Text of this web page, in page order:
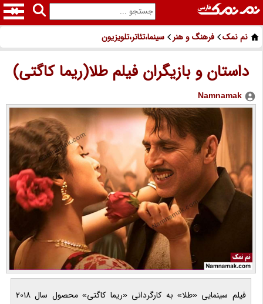
نم نمک فرهنگ و هنر سینما،تئاتر،تلویزیون
داستان و بازیگران فیلم طلا(ریما کاگتی)
Namnamak
فیلم سینمایی «طلا» به کارگردانی «ریما کاگتی» محصول سال 2018